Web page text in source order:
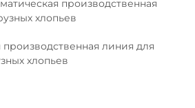
производственная
хлопьев
производственная линия для
хлопьев